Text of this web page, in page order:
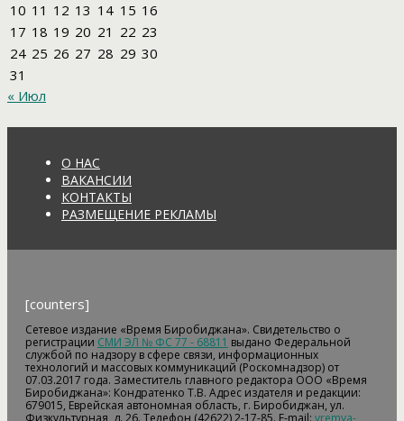
10 11 12 13 14 15 16
17 18 19 20 21 22 23
24 25 26 27 28 29 30
31
« Июл
О НАС
ВАКАНСИИ
КОНТАКТЫ
РАЗМЕЩЕНИЕ РЕКЛАМЫ
[counters]
Сетевое издание «Время Биробиджана». Свидетельство о
регистрации СМИ ЭЛ № ФС 77 - 68811 выдано Федеральной
службой по надзору в сфере связи, информационных
технологий и массовых коммуникаций (Роскомнадзор) от
07.03.2017 года. Заместитель главного редактора ООО «Время
Биробиджана»: Кондратенко Т.В. Адрес издателя и редакции:
679015, Еврейская автономная область, г. Биробиджан, ул.